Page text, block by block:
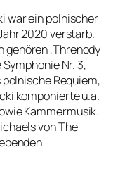
war ein polnischer
2020 verstarb.
gehören ‚Threnody
Nr. 3,
polnische Requiem,
komponierte u.a.
Kammermusik.
von The